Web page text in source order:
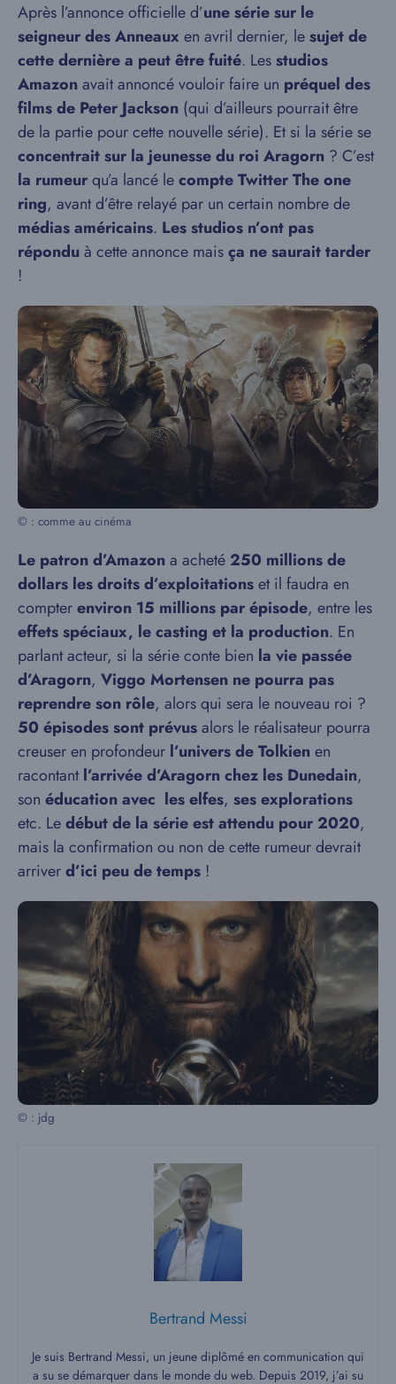
Après l’annonce officielle d’une série sur le
seigneur des Anneaux en avril dernier, lesujet de
cette dernière a peut être fuité. Lesstudios
Amazonavait annoncé vouloir faire un préquel des
films de Peter Jackson (qui d’ailleurs pourrait être
de la partie pour cette nouvelle série). Et si la série se
concentrait sur la jeunesse du roi Aragorn ? C’est
la rumeurqu’a lancé lecompte Twitter The one
ring, avant d’être relayé par un certain nombre de
médias américains. Les studios n’ont pas
réponduà cette annonce maisça ne saurait tarder
!
© : comme au cinéma
Le patron d’Amazona acheté 250 millions de
dollars les droits d’exploitationset il faudra en
compterenviron 15 millions par épisode, entre les
effets spéciaux, le casting et la production. En
parlant acteur, si la série conte bien la vie passée
d’Aragorn, Viggo Mortensen ne pourra pas
reprendre son rôle, alors qui sera le nouveau roi ?
50 épisodes sont prévusalors le réalisateur pourra
creuser en profondeur l’univers de Tolkienen
racontantl’arrivée d’Aragorn chez les Dunedain,
son éducation avec les elfes, ses explorations
etc. Ledébut de la série est attendu pour 2020,
mais la confirmation ou non de cette rumeur devrait
arriverd’ici peu de temps !
© : jdg
Bertrand Messi
Je suis Bertrand Messi, un jeune diplômé en communication qui
a su se démarquer dans le monde du web. Depuis 2019, j’ai su